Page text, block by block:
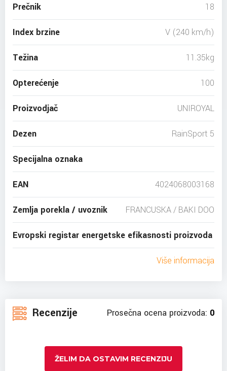
Prečnik 18
Index brzine V (240 km/h)
Težina 11.35kg
Opterećenje 100
Proizvodjač UNIROYAL
Dezen RainSport 5
Specijalna oznaka
EAN 4024068003168
Zemlja porekla / uvoznik FRANCUSKA / BAKI DOO
Evropski registar energetske efikasnosti proizvoda
Više informacija
Recenzije Prosečna ocena proizvoda: 0
ŽELIM DA OSTAVIM RECENZIJU